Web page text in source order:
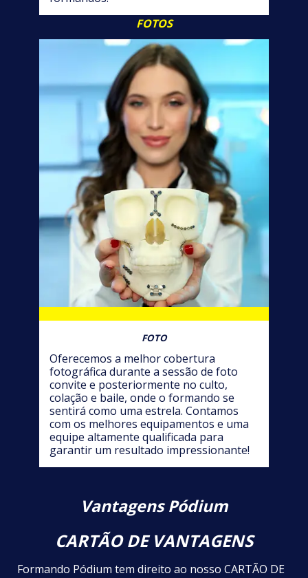
FOTOS
FOTO
Oferecemos a melhor cobertura
fotográfica durante a sessão de foto
convite e posteriormente no culto,
colação e baile, onde o formando se
sentirá como uma estrela. Contamos
com os melhores equipamentos e uma
equipe altamente qualificada para
garantir um resultado impressionante!
Vantagens Pódium
CARTÃO DE VANTAGENS
Formando Pódium tem direito ao nosso CARTÃO DE